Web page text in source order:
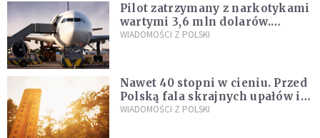
Pilot zatrzymany z narkotykami
wartymi 3,6 mln dolarów.
Śledczy podejrzewają, że latał
WIADOMOŚCI Z POLSKI
Nawet 40 stopni w cieniu. Przed
Polską fala skrajnych upałów i
gwałtowne burze
WIADOMOŚCI Z POLSKI